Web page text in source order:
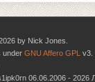
by Nick Jones.
under GNU Affero GPL v3.
06.06.2006 - 2026